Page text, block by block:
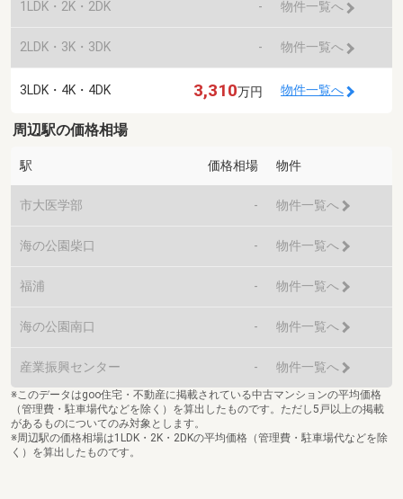
1LDK・2K・2DK - 物件一覧へ
2LDK・3K・3DK - 物件一覧へ
3LDK・4K・4DK 3,310万円 物件一覧へ
周辺駅の価格相場
駅 価格相場 物件
市大医学部 - 物件一覧へ
海の公園柴口 - 物件一覧へ
福浦 - 物件一覧へ
海の公園南口 - 物件一覧へ
産業振興センター - 物件一覧へ
※このデータはgoo住宅・不動産に掲載されている中古マンションの平均価格
（管理費・駐車場代などを除く）を算出したものです。ただし5戸以上の掲載
があるものについてのみ対象とします。
※周辺駅の価格相場は1LDK・2K・2DKの平均価格（管理費・駐車場代などを除
く）を算出したものです。